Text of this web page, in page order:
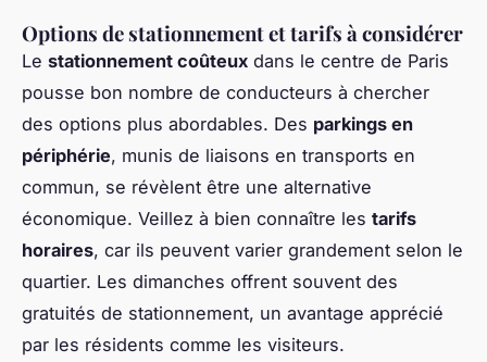
Options de stationnement et tarifs à considérer
Le stationnement coûteux dans le centre de Paris
pousse bon nombre de conducteurs à chercher
des options plus abordables. Des parkings en
périphérie, munis de liaisons en transports en
commun, se révèlent être une alternative
économique. Veillez à bien connaître les tarifs
horaires, car ils peuvent varier grandement selon le
quartier. Les dimanches offrent souvent des
gratuités de stationnement, un avantage apprécié
par les résidents comme les visiteurs.